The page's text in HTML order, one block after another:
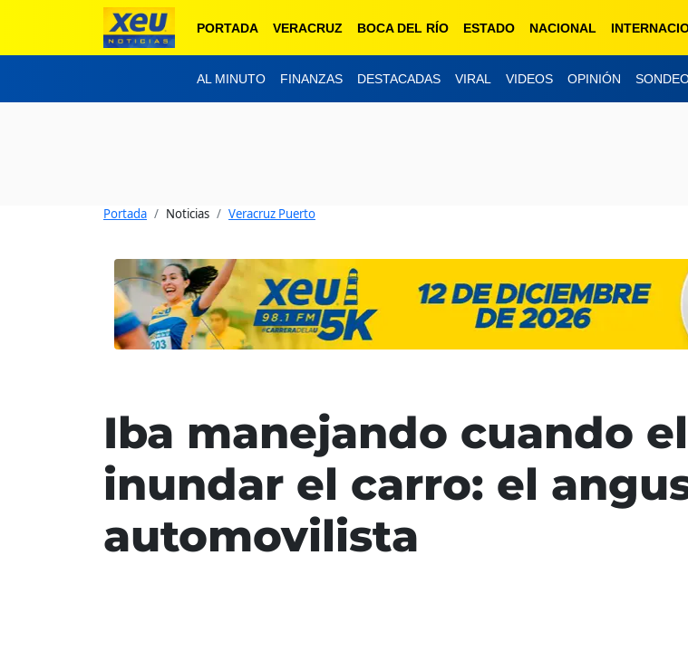
PORTADA VERACRUZ BOCA DEL RÍO ESTADO NACIONAL
AL MINUTO FINANZAS DESTACADAS VIRAL VIDEOS OPINIÓN
Portada Noticias Veracruz Puerto
Iba manejando cuando
inundar el carro: el
automovilista